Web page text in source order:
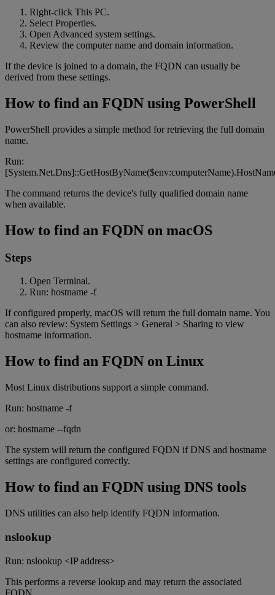
Right-click This PC.
Select Properties.
Open Advanced system settings.
Review the computer name and domain information.
If the device is joined to a domain, the FQDN can usually be
derived from these settings.
How to find an FQDN using PowerShell
PowerShell provides a simple method for retrieving the full domain
name.
Run:
The command returns the device's fully qualified domain name
when available.
How to find an FQDN on macOS
Steps
Open Terminal.
Run: hostname -f
If configured properly, macOS will return the full domain name. You
can also review: System Settings > General > Sharing to view
hostname information.
How to find an FQDN on Linux
Most Linux distributions support a simple command.
Run: hostname -f
or: hostname --fqdn
The system will return the configured FQDN if DNS and hostname
settings are configured correctly.
How to find an FQDN using DNS tools
DNS utilities can also help identify FQDN information.
nslookup
Run: nslookup <IP address>
This performs a reverse lookup and may return the associated
FQDN.